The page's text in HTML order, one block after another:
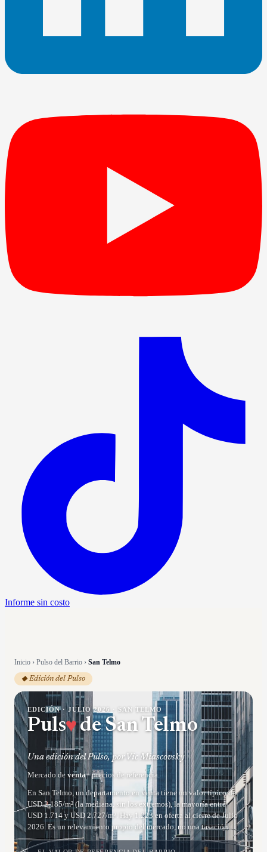
Informe sin costo
Inicio › Pulso del Barrio › San Telmo
◆ Edición del Pulso
EDICIÓN ·JULIO 2026 SAN TELMO
Puls♥deSan Telmo
Una edición del Pulso, por Vic Miascovsky
Mercado de venta· precios de referencia.
En San Telmo, un departamento en venta tiene un valor típico de
USD 2.185/m² (la mediana, sin los extremos), la mayoría entre
USD 1.714 y USD 2.727/m². Hay 1.223 en oferta al cierre de Julio
2026. Es un relevamiento propio del mercado, no una tasación.